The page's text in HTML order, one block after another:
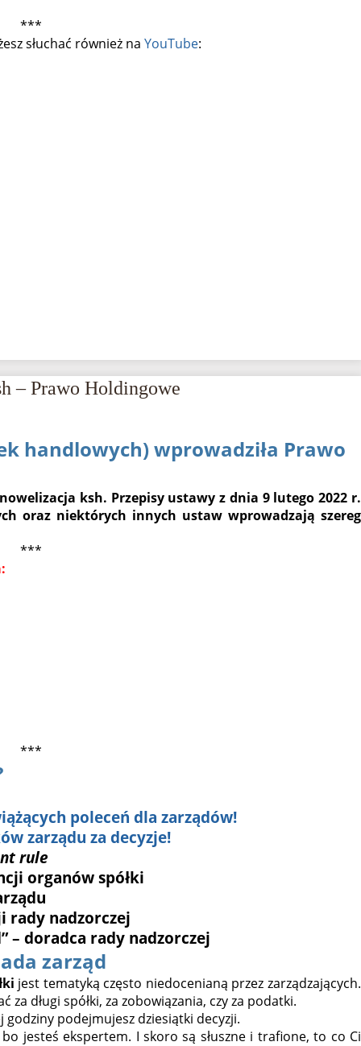
***
słuchać również na YouTube:
– Prawo Holdingowe
handlowych) wprowadziła Prawo
ksh. Przepisy ustawy z dnia 9 lutego 2022 r.
oraz niektórych innych ustaw wprowadzają szereg
***
***
poleceń dla zarządów!
zarządu za decyzje!
rule
organów spółki
rady nadzorczej
– doradca rady nadzorczej
zarząd
jest tematyką często niedocenianą przez zarządzających.
długi spółki, za zobowiązania, czy za podatki.
godziny podejmujesz dziesiątki decyzji.
jesteś ekspertem. I skoro są słuszne i trafione, to co Ci